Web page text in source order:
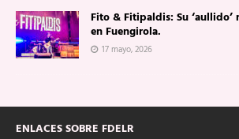
Fito & Fitipaldis: Su
en Fuengirola.
17 mayo, 2026
ENLACES SOBRE FDELR